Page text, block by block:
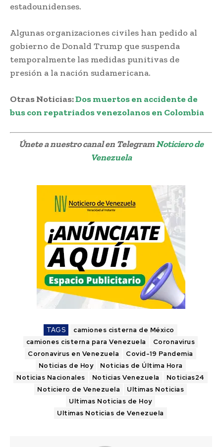
estadounidenses.
Algunas organizaciones civiles han pedido al
gobierno de Donald Trump que suspenda
temporalmente las medidas punitivas de
presión a la nación sudamericana.
Otras Noticias:Dos muertos en accidente de
bus con repatriados venezolanos en Colombia
Únete a nuestro canal en TelegramNoticiero de
Venezuela
TAGS
camiones cisterna de México
camiones cisterna para Venezuela
Coronavirus
Coronavirus en Venezuela
Covid-19 Pandemia
Noticias de Hoy
Noticias de Última Hora
Noticias Nacionales
Noticias Venezuela
Noticias24
Noticiero de Venezuela
Ultimas Noticias
Ultimas Noticias de Hoy
Ultimas Noticias de Venezuela